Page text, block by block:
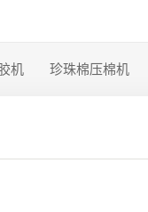
机 珍珠棉压棉机